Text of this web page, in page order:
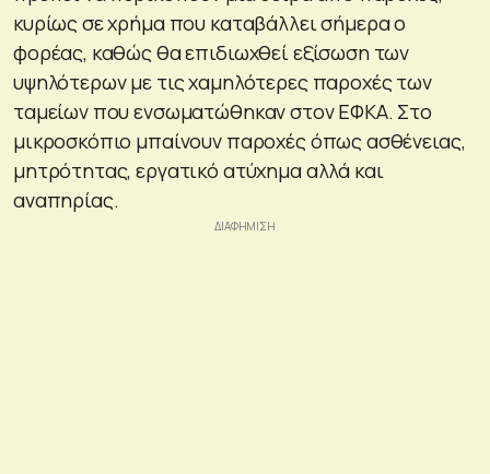
κυρίως σε χρήμα που καταβάλλει σήμερα ο
φορέας, καθώς θα επιδιωχθεί εξίσωση των
υψηλότερων με τις χαμηλότερες παροχές των
ταμείων που ενσωματώθηκαν στον ΕΦΚΑ. Στο
μικροσκόπιο μπαίνουν παροχές όπως ασθένειας,
μητρότητας, εργατικό ατύχημα αλλά και
αναπηρίας.